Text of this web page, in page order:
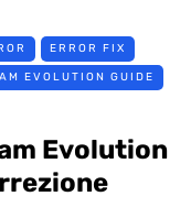
ERROR FIX
EVOLUTION GUIDE
Evolution